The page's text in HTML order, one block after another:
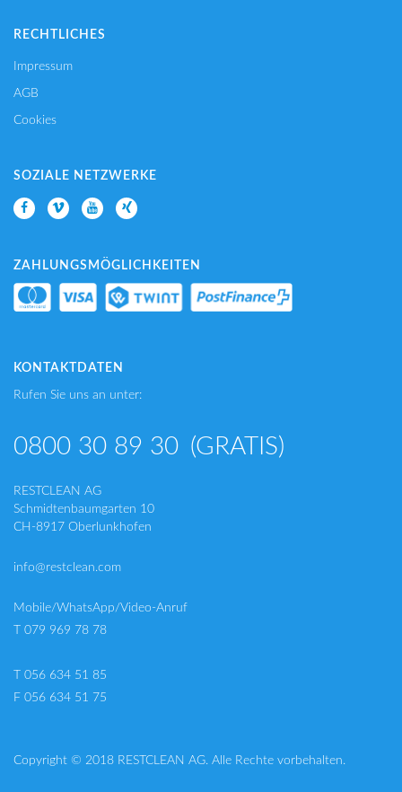
RECHTLICHES
Impressum
AGB
Cookies
SOZIALE NETZWERKE
ZAHLUNGSMÖGLICHKEITEN
KONTAKTDATEN
Rufen Sie uns an unter:
0800 30 89 30 (GRATIS)
RESTCLEAN AG
Schmidtenbaumgarten 10
CH-8917 Oberlunkhofen
info@restclean.com
Mobile/WhatsApp/Video-Anruf
T 079 969 78 78
T 056 634 51 85
F 056 634 51 75
Copyright © 2018 RESTCLEAN AG. Alle Rechte vorbehalten.